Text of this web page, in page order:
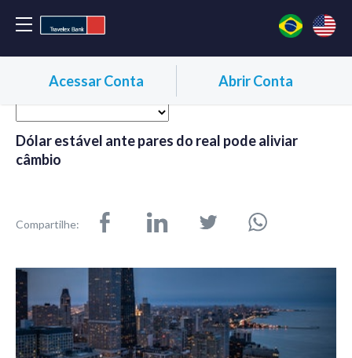
Acessar Conta Abrir Conta
Dólar estável ante pares do real pode aliviar
câmbio
Compartilhe: